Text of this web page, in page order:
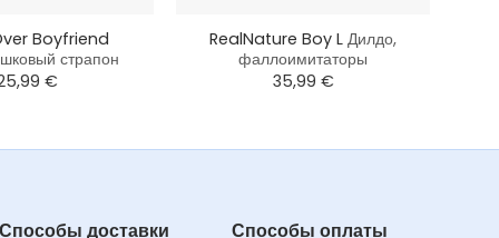
Boyfriend
страпон
€
RealNature Boy L Дилдо,
фаллоимитаторы
35,99 €
Способы доставки Способы оплаты